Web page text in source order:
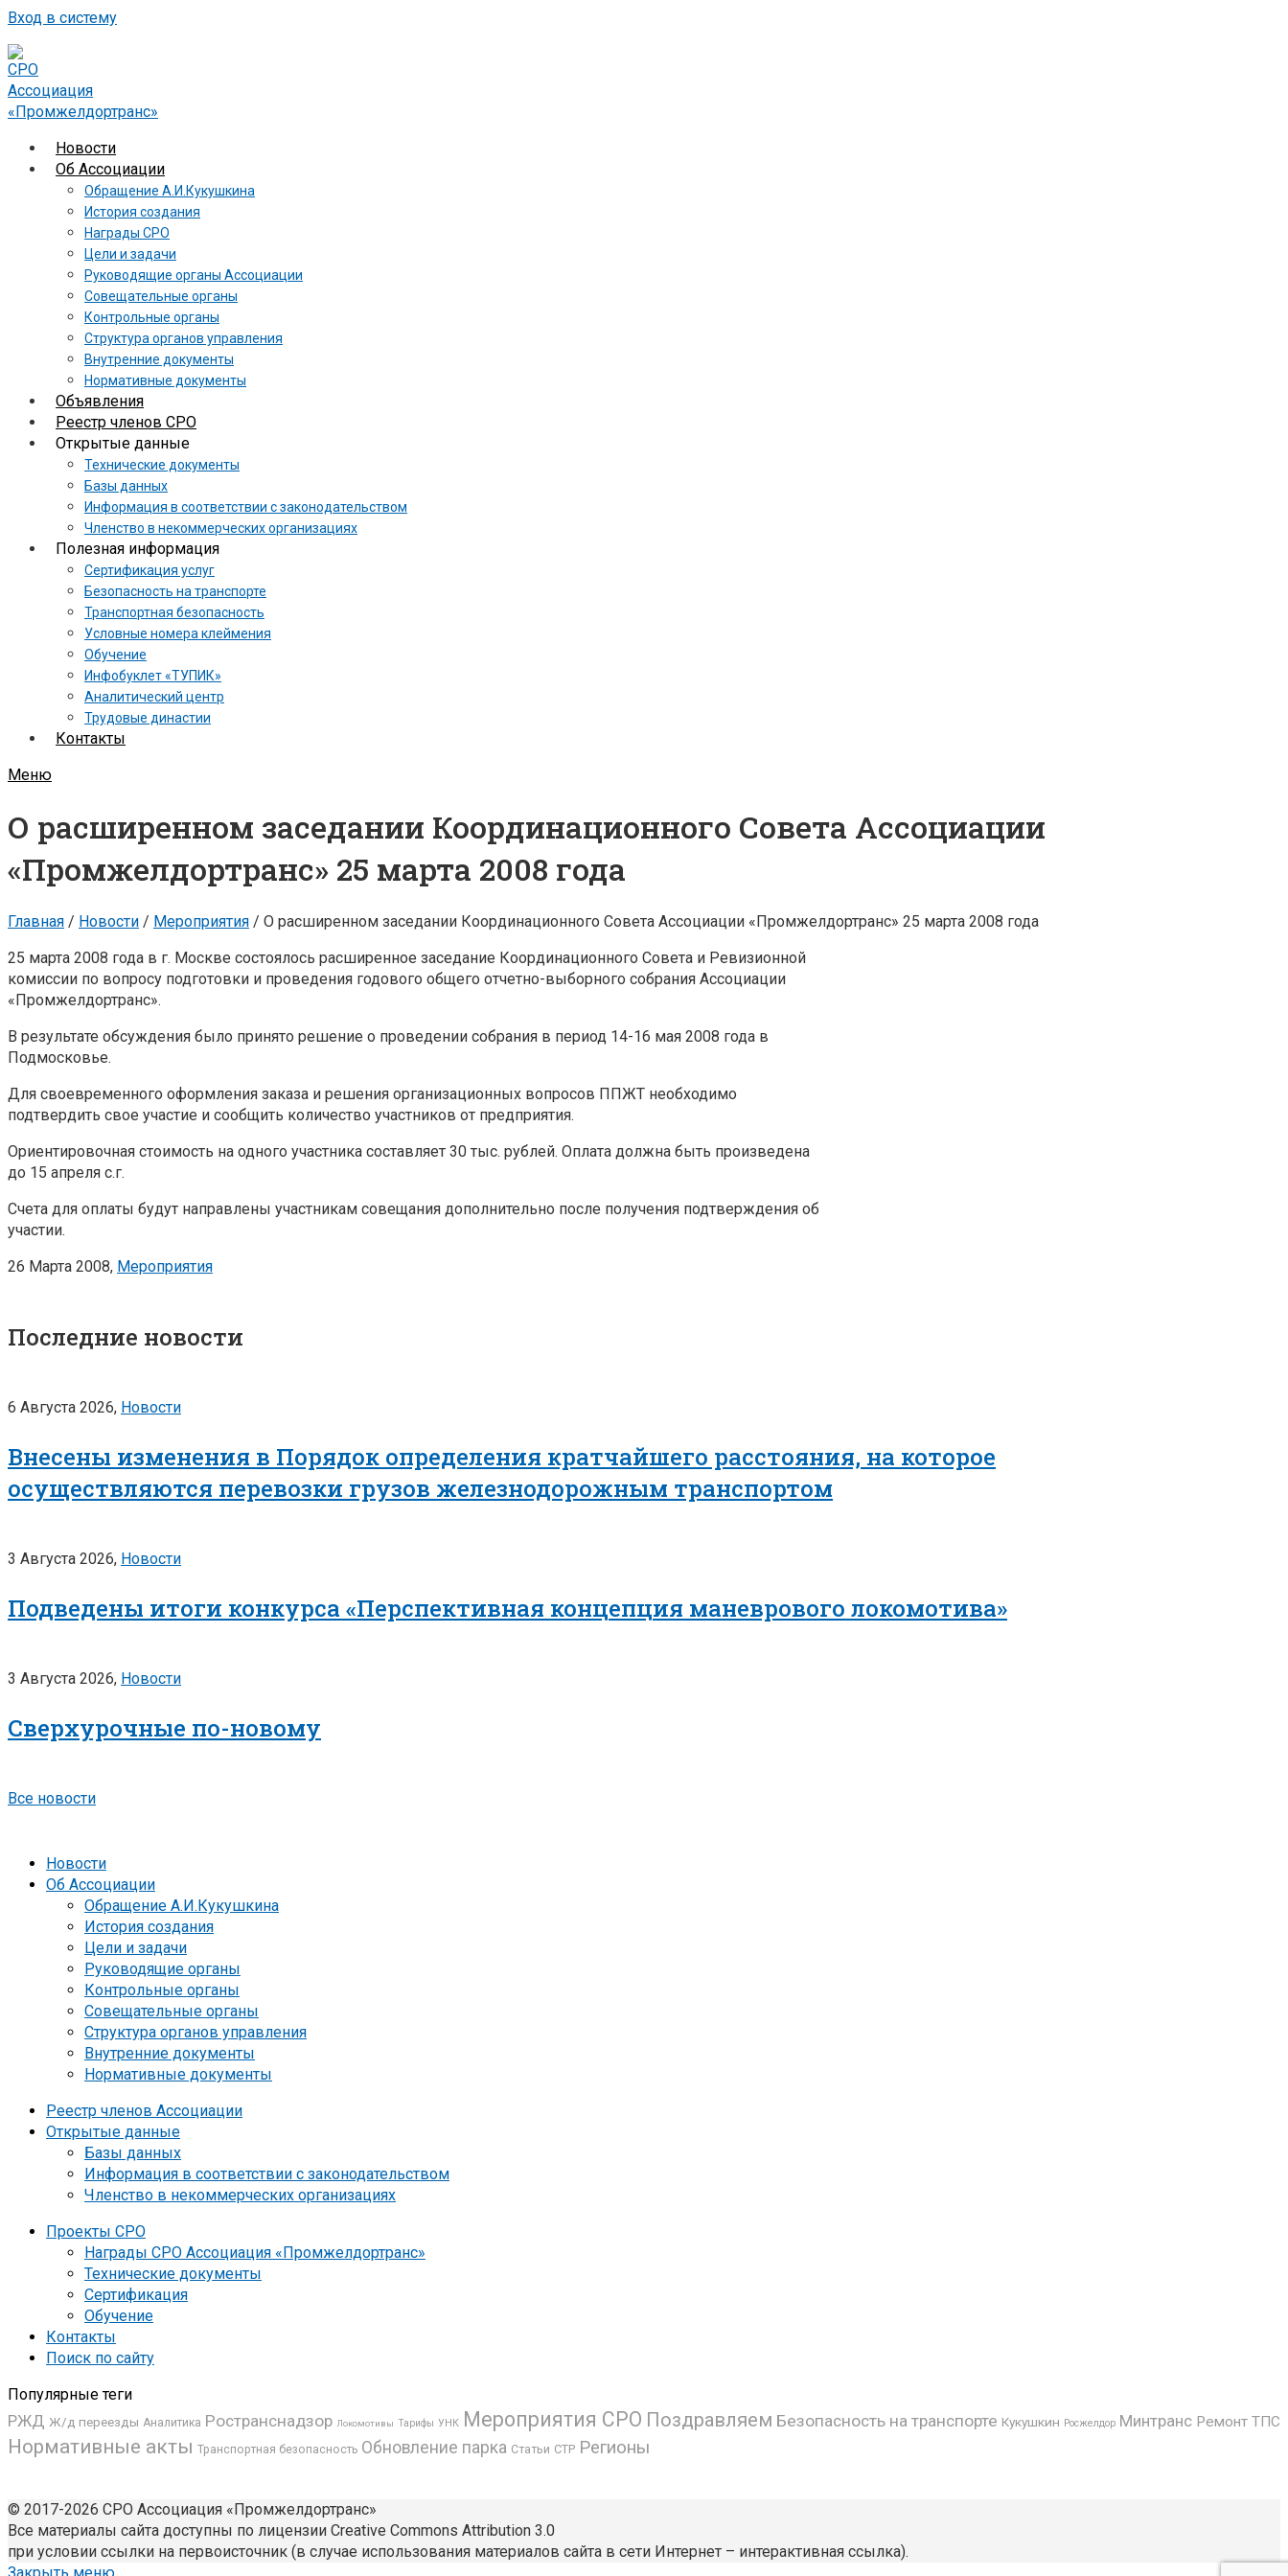
Вход в систему
Новости
Об Ассоциации
Обращение А.И.Кукушкина
История создания
Награды СРО
Цели и задачи
Руководящие органы Ассоциации
Совещательные органы
Контрольные органы
Структура органов управления
Внутренние документы
Нормативные документы
Объявления
Реестр членов СРО
Открытые данные
Технические документы
Базы данных
Информация в соответствии с законодательством
Членство в некоммерческих организациях
Полезная информация
Сертификация услуг
Безопасность на транспорте
Транспортная безопасность
Условные номера клеймения
Обучение
Инфобуклет «ТУПИК»
Аналитический центр
Трудовые династии
Контакты
Меню
О расширенном заседании Координационного Совета Ассоциации
«Промжелдортранс» 25 марта 2008 года
Главная / Новости / Мероприятия / О расширенном заседании Координационного Совета Ассоциации «Промжелдортранс» 25 марта 2008 года
25 марта 2008 года в г. Москве состоялось расширенное заседание Координационного Совета и Ревизионной
комиссии по вопросу подготовки и проведения годового общего отчетно-выборного собрания Ассоциации
«Промжелдортранс».
В результате обсуждения было принято решение о проведении собрания в период 14-16 мая 2008 года в
Подмосковье.
Для своевременного оформления заказа и решения организационных вопросов ППЖТ необходимо
подтвердить свое участие и сообщить количество участников от предприятия.
Ориентировочная стоимость на одного участника составляет 30 тыс. рублей. Оплата должна быть произведена
до 15 апреля с.г.
Счета для оплаты будут направлены участникам совещания дополнительно после получения подтверждения об
участии.
26 Марта 2008, Мероприятия
Последние новости
6 Августа 2026, Новости
Внесены изменения в Порядок определения кратчайшего расстояния, на которое
осуществляются перевозки грузов железнодорожным транспортом
3 Августа 2026, Новости
Подведены итоги конкурса «Перспективная концепция маневрового локомотива»
3 Августа 2026, Новости
Сверхурочные по-новому
Все новости
Новости
Об Ассоциации
Обращение А.И.Кукушкина
История создания
Цели и задачи
Руководящие органы
Контрольные органы
Совещательные органы
Структура органов управления
Внутренние документы
Нормативные документы
Реестр членов Ассоциации
Открытые данные
Базы данных
Информация в соответствии с законодательством
Членство в некоммерческих организациях
Проекты СРО
Награды СРО Ассоциация «Промжелдортранс»
Технические документы
Сертификация
Обучение
Контакты
Поиск по сайту
Популярные теги
РЖД Ж/д переезды Аналитика Ространснадзор Локомотивы Тарифы УНК Мероприятия СРО Поздравляем Безопасность на транспорте Кукушкин Росжелдор Минтранс Ремонт ТПС
Нормативные акты Транспортная безопасность Обновление парка Статьи СТР Регионы
© 2017-2026 СРО Ассоциация «Промжелдортранс»
Все материалы сайта доступны по лицензии Creative Commons Attribution 3.0
при условии ссылки на первоисточник (в случае использования материалов сайта в сети Интернет – интерактивная ссылка).